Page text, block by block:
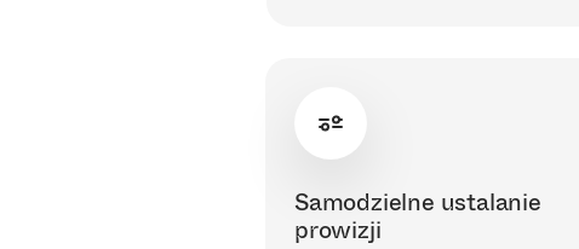
Samodzielne ustalanie
prowizji